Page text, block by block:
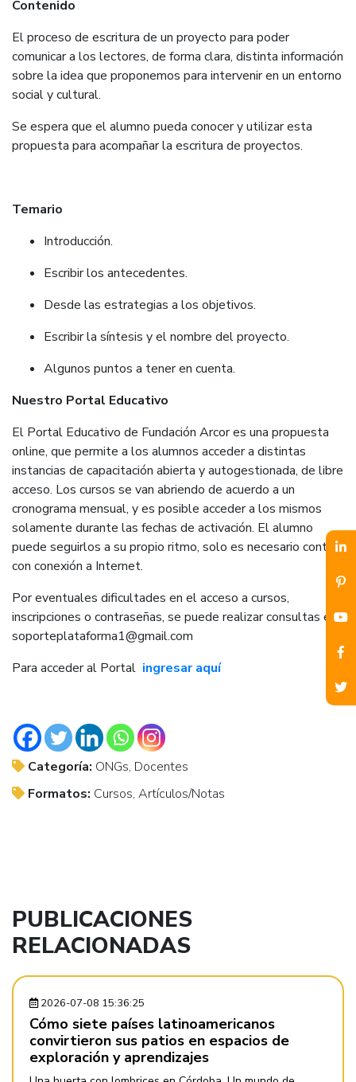
Contenido
El proceso de escritura de un proyecto para poder
comunicar a los lectores, de forma clara, distinta información
sobre la idea que proponemos para intervenir en un entorno
social y cultural.
Se espera que el alumno pueda conocer y utilizar esta
propuesta para acompañar la escritura de proyectos.
Temario
Introducción.
Escribir los antecedentes.
Desde las estrategias a los objetivos.
Escribir la síntesis y el nombre del proyecto.
Algunos puntos a tener en cuenta.
Nuestro Portal Educativo
El Portal Educativo de Fundación Arcor es una propuesta
online, que permite a los alumnos acceder a distintas
instancias de capacitación abierta y autogestionada, de libre
acceso. Los cursos se van abriendo de acuerdo a un
cronograma mensual, y es posible acceder a los mismos
solamente durante las fechas de activación. El alumno
puede seguirlos a su propio ritmo, solo es necesario contar
con conexión a Internet.
Por eventuales dificultades en el acceso a cursos,
inscripciones o contraseñas, se puede realizar consultas en:
soporteplataforma1@gmail.com
Para acceder al Portal ingresar aquí
Categoría: ONGs, Docentes
Formatos: Cursos, Artículos/Notas
PUBLICACIONES
RELACIONADAS
2026-07-08 15:36:25
Cómo siete países latinoamericanos
convirtieron sus patios en espacios de
exploración y aprendizajes